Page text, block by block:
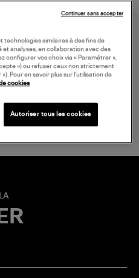
€ d'achat*
technologies similaires à des fins de
analyses, en collaboration avec des
configurer vos choix via « Paramétrer »,
») ou refuser ceux non strictement
Pour en savoir plus sur l’utilisation de
cookies
Autoriser tous les cookies
Continuer sans accepter